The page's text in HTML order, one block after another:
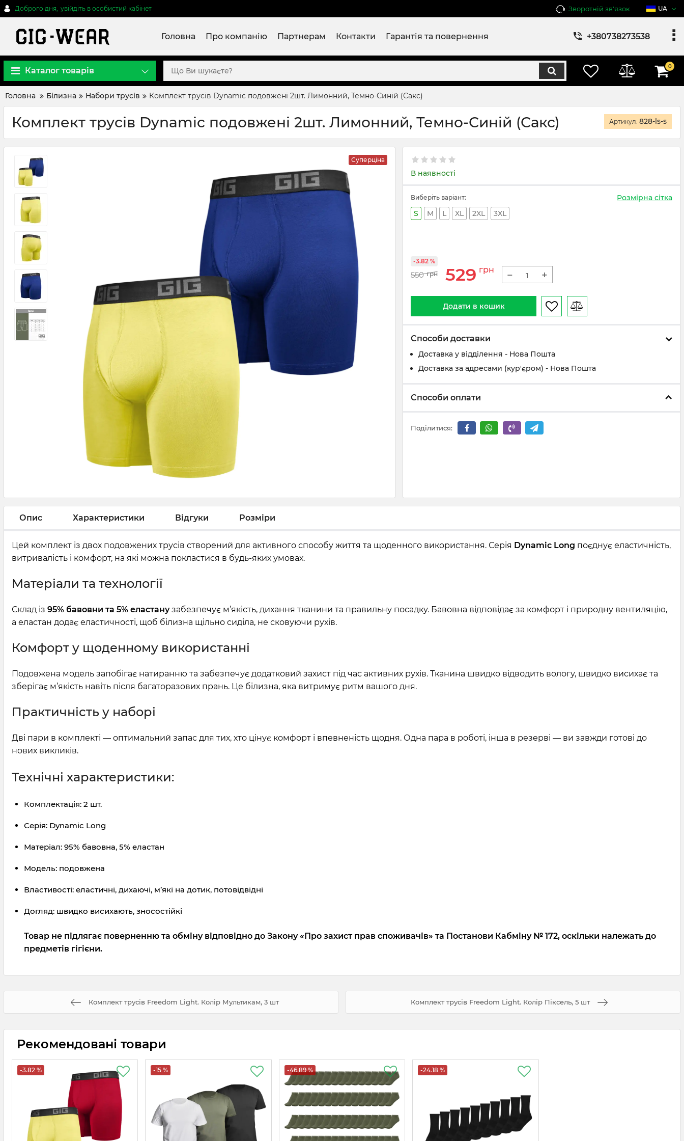
Доброго дня, увійдіть в особистий кабінет Зворотній зв'язок UA
Головна Про компанію Партнерам Контакти Гарантія та повернення +380738273538
Каталог товарів 0
Головна Білизна Набори трусів Комплект трусів Dynamic подовжені 2шт. Лимонний, Темно-Синій (Сакс)
Комплект трусів Dynamic подовжені 2шт. Лимонний, Темно-Синій (Сакс) Артикул: 828-ls-s
Суперціна
В наявності
Виберіть варіант:
S M L XL 2XL 3XL
Розмірна сітка
550 грн 529 грн
-3.82 %
− +
Додати в кошик
Способи доставки
Доставка у відділення - Нова Пошта
Доставка за адресами (кур'єром) - Нова Пошта
Способи оплати
Поділитися:
Опис Характеристики Відгуки Розміри
Цей комплект із двох подовжених трусів створений для активного способу життя та щоденного використання. Серія Dynamic Long поєднує еластичність,
витривалість і комфорт, на які можна покластися в будь-яких умовах.
Матеріали та технології
Склад із 95% бавовни та 5% еластанузабезпечує м’якість, дихання тканини та правильну посадку. Бавовна відповідає за комфорт і природну вентиляцію,
а еластан додає еластичності, щоб білизна щільно сиділа, не сковуючи рухів.
Комфорт у щоденному використанні
Подовжена модель запобігає натиранню та забезпечує додатковий захист під час активних рухів. Тканина швидко відводить вологу, швидко висихає та
зберігає м’якість навіть після багаторазових прань. Це білизна, яка витримує ритм вашого дня.
Практичність у наборі
Дві пари в комплекті — оптимальний запас для тих, хто цінує комфорт і впевненість щодня. Одна пара в роботі, інша в резерві — ви завжди готові до
нових викликів.
Технічні характеристики:
Комплектація: 2 шт.
Серія: Dynamic Long
Матеріал: 95% бавовна, 5% еластан
Модель: подовжена
Властивості: еластичні, дихаючі, м’які на дотик, потовідвідні
Догляд: швидко висихають, зносостійкі
Товар не підлягає поверненню та обміну відповідно до Закону «Про захист прав споживачів» та Постанови Кабміну № 172, оскільки належать до
предметів гігієни.
Комплект трусів Freedom Light. Колір Мультикам, 3 шт Комплект трусів Freedom Light. Колір Піксель, 5 шт
Рекомендовані товари
-3.82 % -15 % -46.89 % -24.18 %